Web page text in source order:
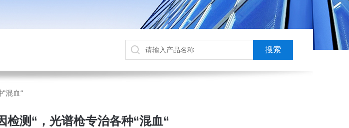
混血“
检测“，光谱枪专治各种“混血“